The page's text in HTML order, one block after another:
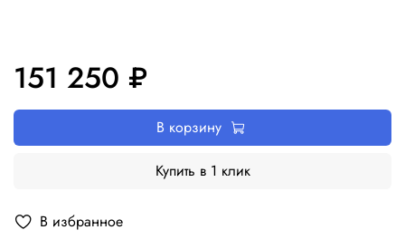
В избранное
151 250 ₽
В корзину
Купить в 1 клик